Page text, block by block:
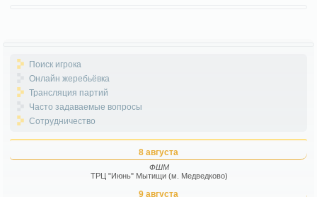
Поиск игрока
Онлайн жеребьёвка
Трансляция партий
Часто задаваемые вопросы
Сотрудничество
8 августа
ФШМ
ТРЦ "Июнь" Мытищи (м. Медведково)
9 августа